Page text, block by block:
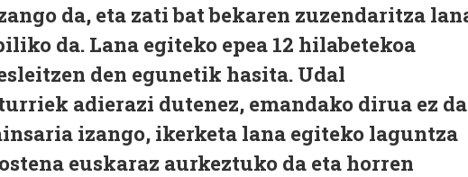
da, eta zati bat bekaren zuzendaritza
da. Lana egiteko epea 12 hilabetekoa
den egunetik hasita. Udal
adierazi dutenez, emandako dirua ez da
izango, ikerketa lana egiteko laguntza
euskaraz aurkeztuko da eta horren